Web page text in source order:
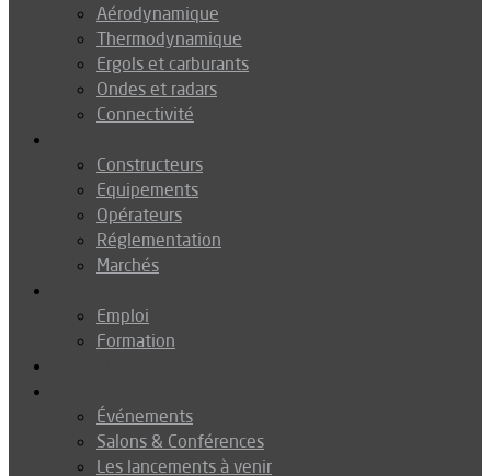
Aérodynamique
Thermodynamique
Ergols et carburants
Ondes et radars
Connectivité
Constructeurs
Equipements
Opérateurs
Réglementation
Marchés
Emploi
Formation
Événements
Salons & Conférences
Les lancements à venir